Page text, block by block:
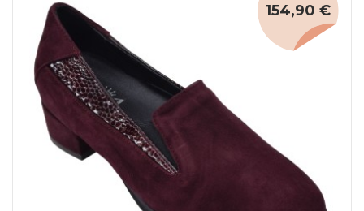
154,90 €